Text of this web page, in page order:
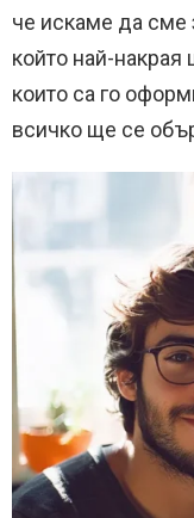
че искаме да сме
който най-накрая
които са го
всичко ще се